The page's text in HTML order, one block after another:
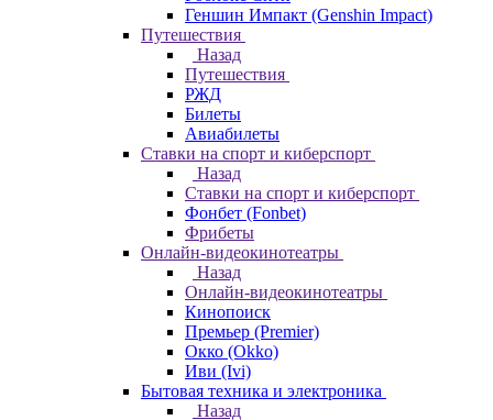
Геншин Импакт (Genshin Impact)
Путешествия
Назад
Путешествия
РЖД
Билеты
Авиабилеты
Ставки на спорт и киберспорт
Назад
Ставки на спорт и киберспорт
Фонбет (Fonbet)
Фрибеты
Онлайн-видеокинотеатры
Назад
Онлайн-видеокинотеатры
Кинопоиск
Премьер (Premier)
Окко (Okko)
Иви (Ivi)
Бытовая техника и электроника
Назад